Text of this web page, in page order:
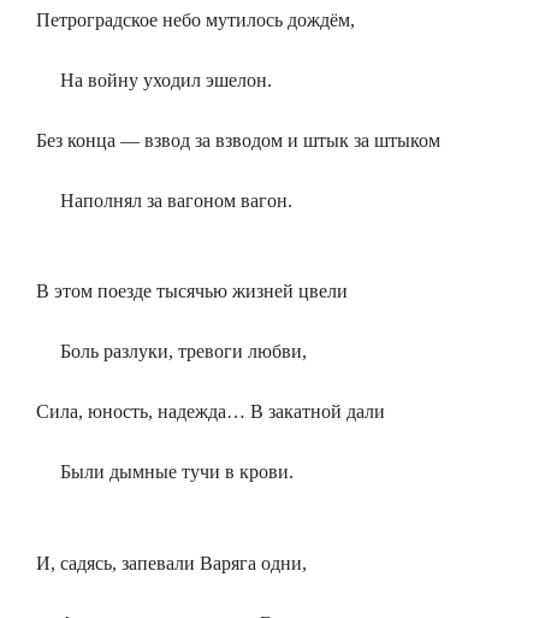
Петроградское небо мутилось дождём,
На войну уходил эшелон.
Без конца — взвод за взводом и штык за штыком
Наполнял за вагоном вагон.
В этом поезде тысячью жизней цвели
Боль разлуки, тревоги любви,
Сила, юность, надежда… В закатной дали
Были дымные тучи в крови.
И, садясь, запевали Варяга одни,